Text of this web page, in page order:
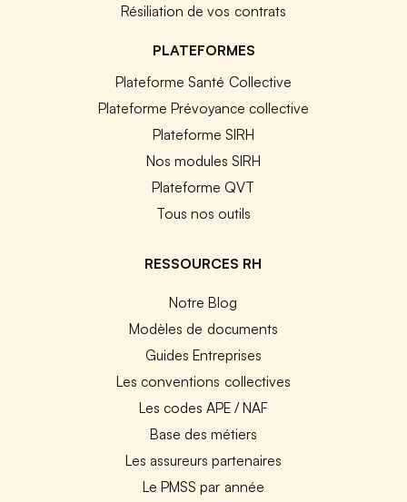
Résiliation de vos contrats
PLATEFORMES
Plateforme Santé Collective
Plateforme Prévoyance collective
Plateforme SIRH
Nos modules SIRH
Plateforme QVT
Tous nos outils
RESSOURCES RH
Notre Blog
Modèles de documents
Guides Entreprises
Les conventions collectives
Les codes APE / NAF
Base des métiers
Les assureurs partenaires
Le PMSS par année